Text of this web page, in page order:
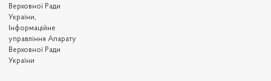
Верховної Ради
України,
Інформаційне
управління Апарату
Верховної Ради
України